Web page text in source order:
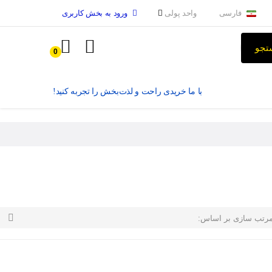
فارسی واحد پولی ورود به بخش کاربری
0
با ما خریدی راحت و لذت‌بخش را تجربه کنید!
مرتب سازی بر اساس: 